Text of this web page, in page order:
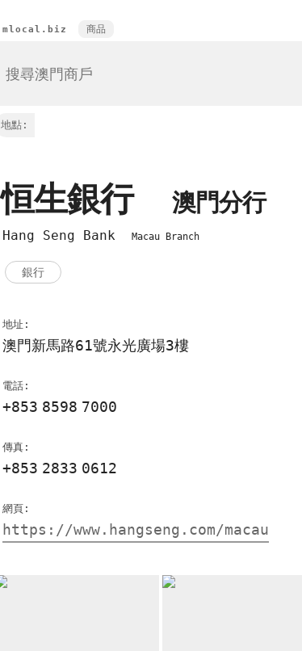
mlocal.biz 商品
地點:
恒生銀行 澳門分行
Hang Seng Bank Macau Branch
銀行
地址:
澳門新馬路61號永光廣場3樓
電話:
+853 8598 7000
傳真:
+853 2833 0612
網頁:
https://www.hangseng.com/macau